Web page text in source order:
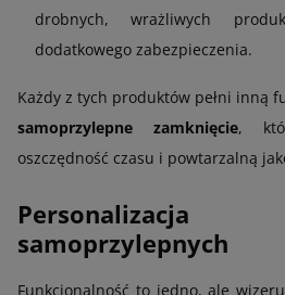
drobnych, wrażliwych
dodatkowego zabezpieczenia.
Każdy z tych produktów pełni inną
samoprzylepne zamknięcie,
oszczędność czasu i powtarzalną
samoprzylepnych
Funkcjonalność to jedno, ale